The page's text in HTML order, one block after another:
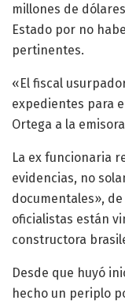
millones de
Estado por no
pertinentes.
«El fiscal
expedientes para
Ortega a la
La ex funcionaria
evidencias, no
documentales»,
oficialistas están
constructora
Desde que huyó
hecho un periplo